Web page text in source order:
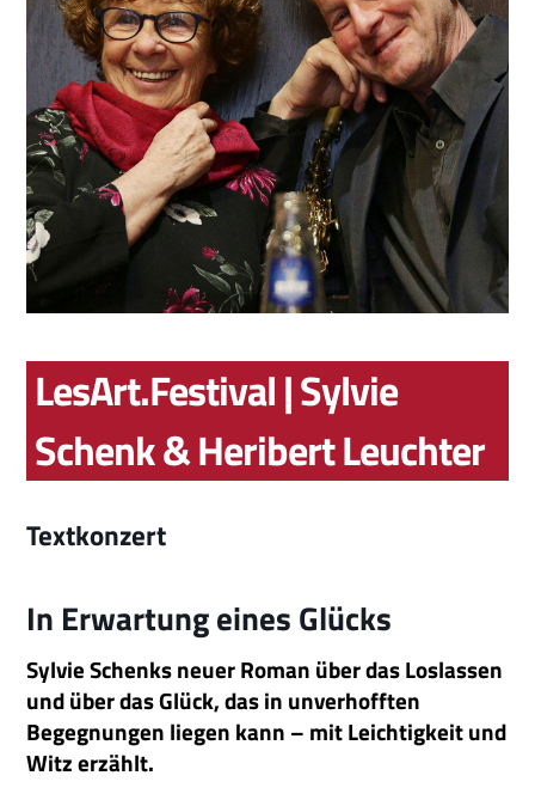
LesArt.Festival | Sylvie
Schenk & Heribert Leuchter
Textkonzert
In Erwartung eines Glücks
Sylvie Schenks neuer Roman über das Loslassen
und über das Glück, das in unverhofften
Begegnungen liegen kann – mit Leichtigkeit und
Witz erzählt.